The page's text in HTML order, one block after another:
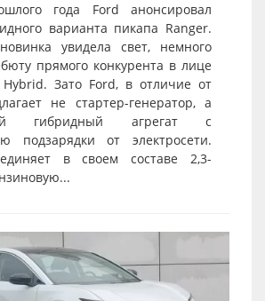
года Ford анонсировал
варианта пикапа Ranger.
увидела свет, немного
прямого конкурента в лице
Зато Ford, в отличие от
не стартер-генератор, а
гибридный агрегат с
подзарядки от электросети.
в своем составе 2,3-